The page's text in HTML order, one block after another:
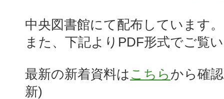
中央図書館にて配布しています。
また、下記よりPDF形式でご覧
最新の新着資料は こちら から確
新)